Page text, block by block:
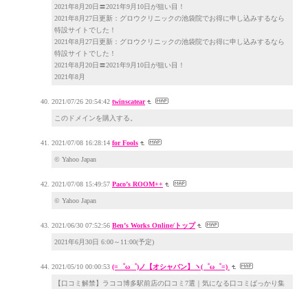
2021年8月20日〓2021年9月10日が狙い目！
2021年8月27日更新：グロウクリニックの池袋院でお得に申し込みするなら
特設サイトでした！
2021年8月27日更新：グロウクリニックの池袋院でお得に申し込みするなら
特設サイトでした！
2021年8月20日〓2021年9月10日が狙い目！
2021年8月
2021/07/26 20:54:42 twinscatear
このドメインを購入する。
2021/07/08 16:28:14 for Fools
© Yahoo Japan
2021/07/08 15:49:57 Paco’s ROOM++
© Yahoo Japan
2021/06/30 07:52:56 Ben’s Works Online/トップ
2021年6月30日 6:00～11:00(予定)
2021/05/10 00:00:53 (=゜ω゜)ノ【オシャバン】ヽ(゜ω゜=)
【口コミ解禁】ラココ博多駅前店の口コミ7選｜気になる口コミばっかり集